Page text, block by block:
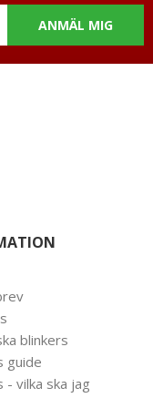
ANMÄL MIG
blinkers
guide
- vilka ska jag